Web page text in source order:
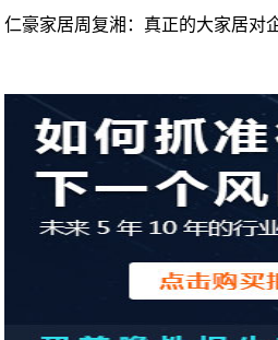
仁豪家居周复湘：真正的大家居对